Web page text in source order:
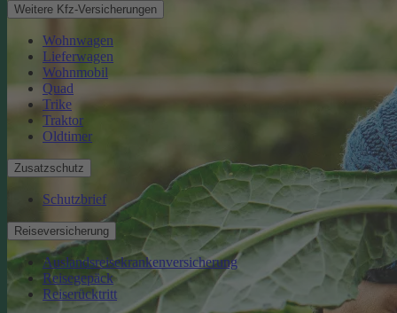
Weitere Kfz-Versicherungen
Wohnwagen
Lieferwagen
Wohnmobil
Quad
Trike
Traktor
Oldtimer
Zusatzschutz
Schutzbrief
Reiseversicherung
Auslandsreisekrankenversicherung
Reisegepäck
Reiserücktritt